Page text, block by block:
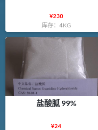
¥230
库存： 4KG
盐酸胍 99%
¥24